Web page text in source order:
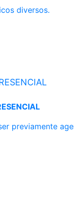
diversos.
previamente